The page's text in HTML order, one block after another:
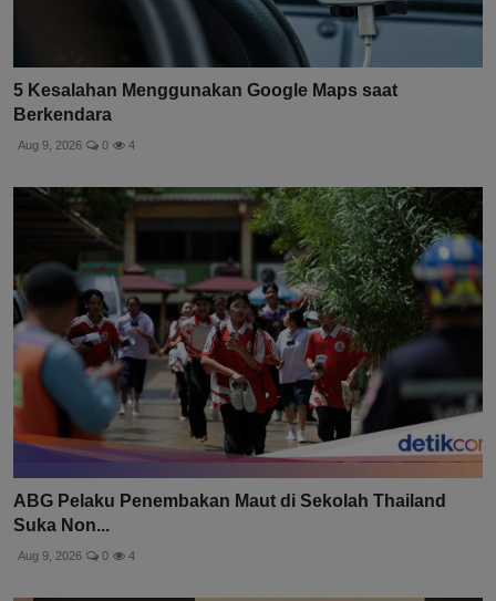
5 Kesalahan Menggunakan Google Maps saat
Berkendara
Aug 9, 2026 0 4
ABG Pelaku Penembakan Maut di Sekolah Thailand
Suka Non...
Aug 9, 2026 0 4